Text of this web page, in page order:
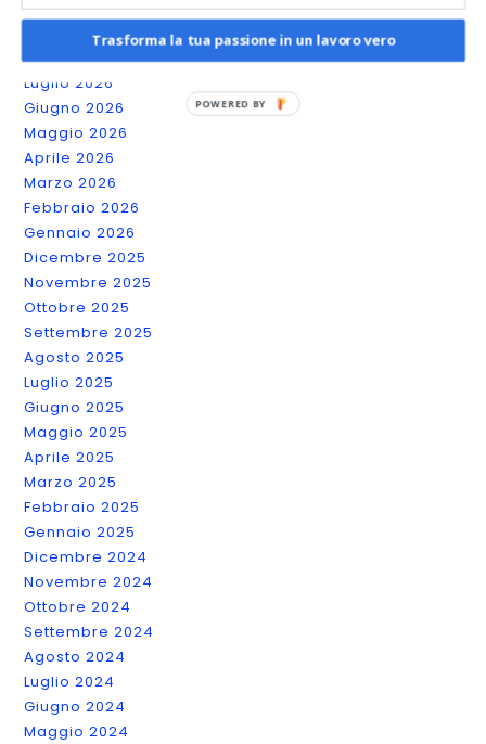
Blog
Letterario:
5
Imperdibili
Archives
Agosto 2026
Luglio 2026
Giugno 2026
Maggio 2026
Aprile 2026
Marzo 2026
Febbraio 2026
Gennaio 2026
Dicembre 2025
Novembre 2025
Ottobre 2025
Settembre 2025
Agosto 2025
Luglio 2025
Giugno 2025
Maggio 2025
Aprile 2025
Marzo 2025
Febbraio 2025
Gennaio 2025
Dicembre 2024
Novembre 2024
Ottobre 2024
Settembre 2024
Agosto 2024
Luglio 2024
Giugno 2024
Maggio 2024
Trasforma la tua passione in un lavoro vero
POWERED